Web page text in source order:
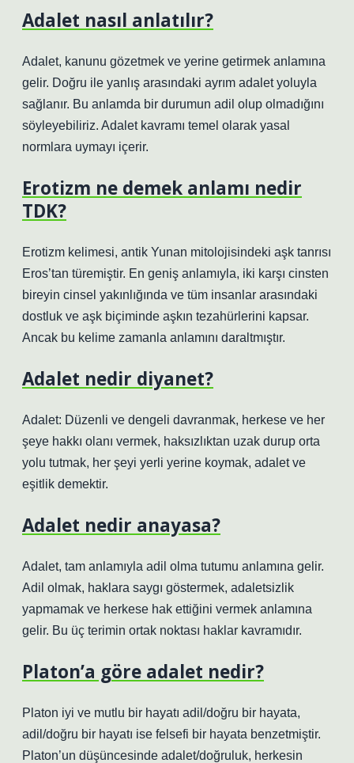
Adalet nasıl anlatılır?
Adalet, kanunu gözetmek ve yerine getirmek anlamına
gelir. Doğru ile yanlış arasındaki ayrım adalet yoluyla
sağlanır. Bu anlamda bir durumun adil olup olmadığını
söyleyebiliriz. Adalet kavramı temel olarak yasal
normlara uymayı içerir.
Erotizm ne demek anlamı nedir
TDK?
Erotizm kelimesi, antik Yunan mitolojisindeki aşk tanrısı
Eros’tan türemiştir. En geniş anlamıyla, iki karşı cinsten
bireyin cinsel yakınlığında ve tüm insanlar arasındaki
dostluk ve aşk biçiminde aşkın tezahürlerini kapsar.
Ancak bu kelime zamanla anlamını daraltmıştır.
Adalet nedir diyanet?
Adalet: Düzenli ve dengeli davranmak, herkese ve her
şeye hakkı olanı vermek, haksızlıktan uzak durup orta
yolu tutmak, her şeyi yerli yerine koymak, adalet ve
eşitlik demektir.
Adalet nedir anayasa?
Adalet, tam anlamıyla adil olma tutumu anlamına gelir.
Adil olmak, haklara saygı göstermek, adaletsizlik
yapmamak ve herkese hak ettiğini vermek anlamına
gelir. Bu üç terimin ortak noktası haklar kavramıdır.
Platon’a göre adalet nedir?
Platon iyi ve mutlu bir hayatı adil/doğru bir hayata,
adil/doğru bir hayatı ise felsefi bir hayata benzetmiştir.
Platon’un düşüncesinde adalet/doğruluk, herkesin